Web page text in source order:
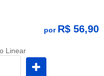
por R$ 56,90
Linear